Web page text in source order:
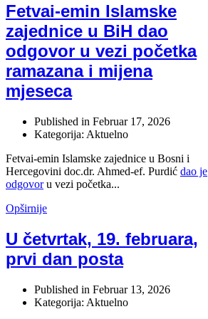
Fetvai-emin Islamske
zajednice u BiH dao
odgovor u vezi početka
ramazana i mijena
mjeseca
Published in Februar 17, 2026
Kategorija: Aktuelno
Fetvai-emin Islamske zajednice u Bosni i
Hercegovini doc.dr. Ahmed-ef. Purdić dao je
odgovoru vezi početka...
Opširnije
U četvrtak, 19. februara,
prvi dan posta
Published in Februar 13, 2026
Kategorija: Aktuelno